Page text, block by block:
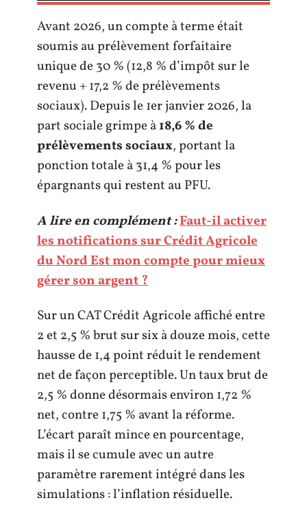
Avant 2026, un compte à terme était
soumis au prélèvement forfaitaire
unique de 30 % (12,8 % d’impôt sur le
revenu + 17,2 % de prélèvements
sociaux). Depuis le 1er janvier 2026, la
part sociale grimpe à18,6 % de
prélèvements sociaux, portant la
ponction totale à 31,4 % pour les
épargnants qui restent au PFU.
A lire en complément :Faut-il activer
les notifications sur Crédit Agricole
du Nord Est mon compte pour mieux
gérer son argent ?
Sur un CAT Crédit Agricole affiché entre
2 et 2,5 % brut sur six à douze mois, cette
hausse de 1,4 point réduit le rendement
net de façon perceptible. Un taux brut de
2,5 % donne désormais environ 1,72 %
net, contre 1,75 % avant la réforme.
L’écart paraît mince en pourcentage,
mais il se cumule avec un autre
paramètre rarement intégré dans les
simulations : l’inflation résiduelle.